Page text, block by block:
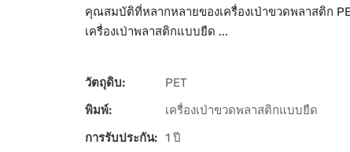
คุณสมบัติที่หลากหลายของเครื่องเป่าขวดพลาสติก
เครื่องเป่าพลาสติกแบบยืด ...
วัตถุดิบ:
PET
พิมพ์:
เครื่องเป่าขวดพลาสติกแบบยืด
การรับประกัน: 1 ปี